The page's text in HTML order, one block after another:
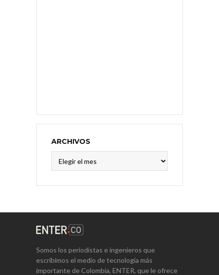
ARCHIVOS
Somos los periodistas e ingenieros que
escribimos el medio de tecnología más
importante de Colombia, ENTER, que le ofrece